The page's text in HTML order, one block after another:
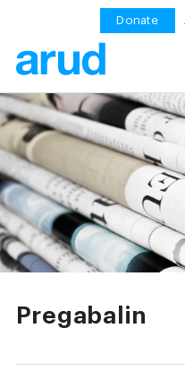
Donate
Pregabalin